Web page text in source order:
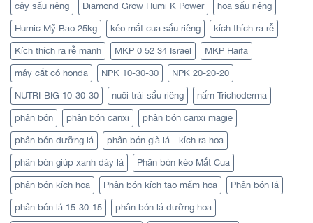
cây sầu riêng Diamond Grow Humi K Power hoa sầu riêng
Humic Mỹ Bao 25kg kéo mắt cua sầu riêng kích thích ra rễ
Kích thích ra rễ mạnh MKP 0 52 34 Israel MKP Haifa
máy cắt cỏ honda NPK 10-30-30 NPK 20-20-20
NUTRI-BIG 10-30-30 nuôi trái sầu riêng nấm Trichoderma
phân bón phân bón canxi phân bón canxi magie
phân bón dưỡng lá phân bón già lá - kích ra hoa
phân bón giúp xanh dày lá Phân bón kéo Mắt Cua
phân bón kích hoa Phân bón kích tạo mầm hoa Phân bón lá
phân bón lá 15-30-15 phân bón lá dưỡng hoa